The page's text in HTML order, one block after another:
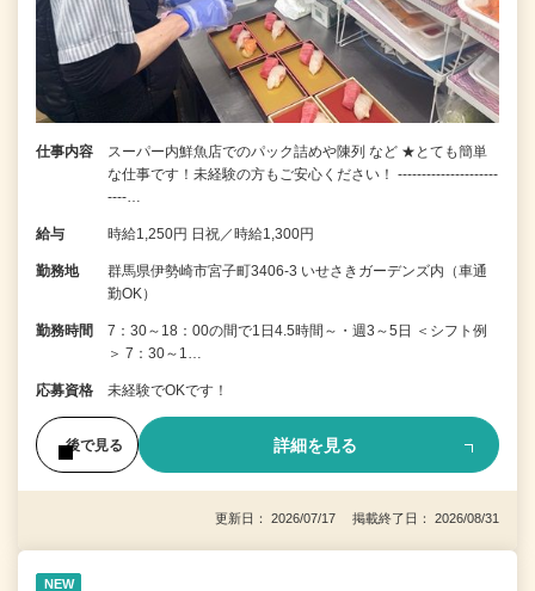
仕事内容
スーパー内鮮魚店でのパック詰めや陳列 など ★とても簡単
な仕事です！未経験の方もご安心ください！ ---------------------
----…
給与 時給1,250円 日祝／時給1,300円
勤務地
群馬県伊勢崎市宮子町3406-3 いせさきガーデンズ内（車通
勤OK）
勤務時間
7：30～18：00の間で1日4.5時間～・週3～5日 ＜シフト例
＞ 7：30～1…
応募資格 未経験でOKです！
後で見る 詳細を見る
更新日： 2026/07/17 掲載終了日： 2026/08/31
NEW